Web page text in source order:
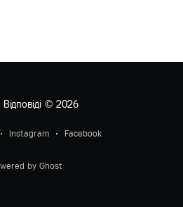
© 2026
Instagram Facebook
by Ghost